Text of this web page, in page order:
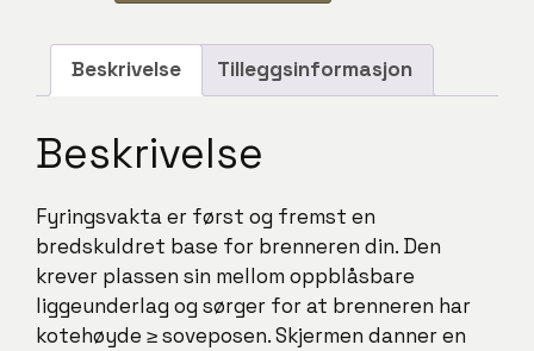
Beskrivelse Tilleggsinformasjon
Beskrivelse
Fyringsvakta er først og fremst en
bredskuldret base for brenneren din. Den
krever plassen sin mellom oppblåsbare
liggeunderlag og sørger for at brenneren har
kotehøyde ≥ soveposen. Skjermen danner en